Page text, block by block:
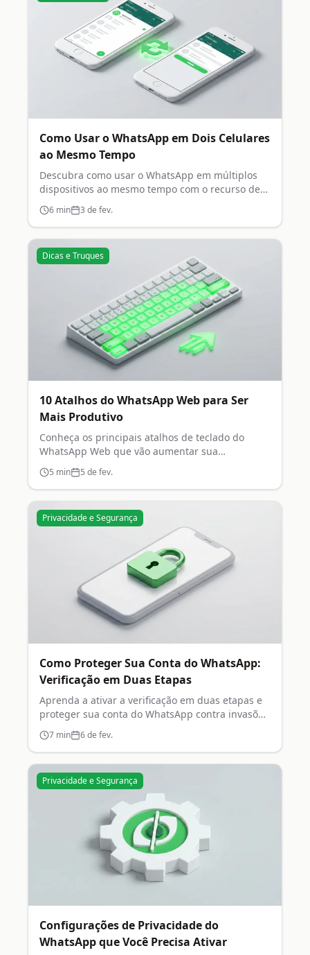
Como Usar o WhatsApp em Dois Celulares
ao Mesmo Tempo
Descubra como usar o WhatsApp em múltiplos
dispositivos ao mesmo tempo com o recurso de
aparelhos conectados.
6 min 3 de fev.
Dicas e Truques
10 Atalhos do WhatsApp Web para Ser
Mais Produtivo
Conheça os principais atalhos de teclado do
WhatsApp Web que vão aumentar sua
produtividade no dia a dia.
5 min 5 de fev.
Privacidade e Segurança
Como Proteger Sua Conta do WhatsApp:
Verificação em Duas Etapas
Aprenda a ativar a verificação em duas etapas e
proteger sua conta do WhatsApp contra invasões
e clonagem.
7 min 6 de fev.
Privacidade e Segurança
Configurações de Privacidade do
WhatsApp que Você Precisa Ativar